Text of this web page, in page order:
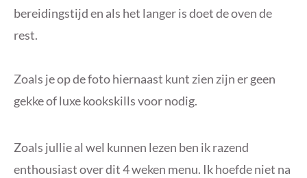
bereidingstijd en als het langer is doet de oven de
rest.
Zoals je op de foto hiernaast kunt zien zijn er geen
gekke of luxe kookskills voor nodig.
Zoals jullie al wel kunnen lezen ben ik razend
enthousiast over dit 4 weken menu. Ik hoefde niet na